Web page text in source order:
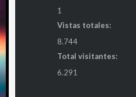
1
Vistas totales:
8.744
Total visitantes:
6.291